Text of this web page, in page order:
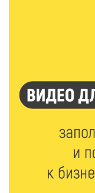
Как уберечься
пройдут
Маткапитал в
оплатили